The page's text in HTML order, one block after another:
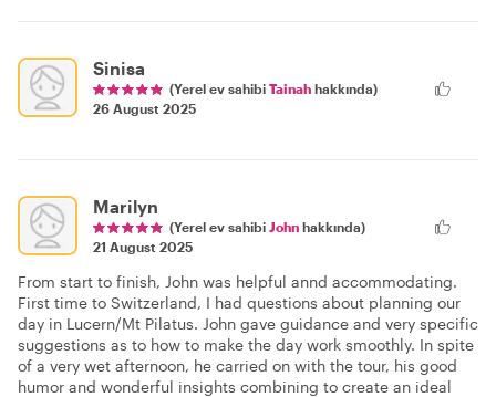
Sinisa
(Yerel ev sahibi Tainah hakkında)
26 August 2025
Marilyn
(Yerel ev sahibi John hakkında)
21 August 2025
From start to finish, John was helpful annd accommodating.
First time to Switzerland, I had questions about planning our
day in Lucern/Mt Pilatus. John gave guidance and very specific
suggestions as to how to make the day work smoothly. In spite
of a very wet afternoon, he carried on with the tour, his good
humor and wonderful insights combining to create an ideal